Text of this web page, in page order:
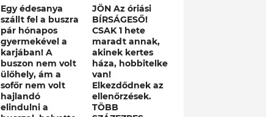
Egy édesanya
szállt fel a buszra
pár hónapos
gyermekével a
karjában! A
buszon nem volt
ülőhely, ám a
sofőr nem volt
hajlandó
elindulni a
JÖN Az óriási
BÍRSÁGESŐ!
CSAK 1 hete
maradt annak,
akinek kertes
háza, hobbitelke
van!
Elkezdődnek az
ellenőrzések.
TÖBB